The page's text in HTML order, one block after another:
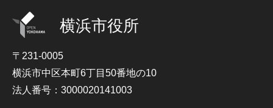
横浜市役所
〒231-0005
横浜市中区本町6丁目50番地の10
法人番号：3000020141003